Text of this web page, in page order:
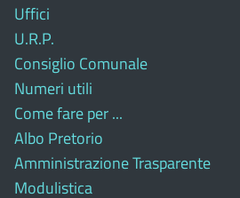
Uffici
U.R.P.
Consiglio Comunale
Numeri utili
Come fare per ...
Albo Pretorio
Amministrazione Trasparente
Modulistica